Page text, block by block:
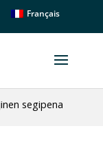
Français
segipena